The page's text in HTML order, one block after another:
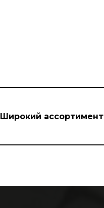
Широкий ассортимент